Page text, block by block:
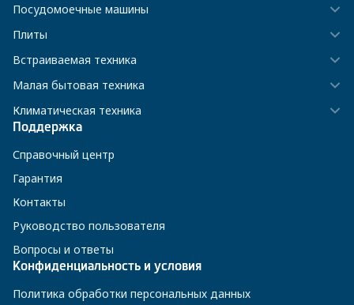
Посудомоечные машины
Плиты
Встраиваемая техника
Малая бытовая техника
Климатическая техника
Поддержка
Справочный центр
Гарантия
Контакты
Руководство пользователя
Вопросы и ответы
Конфиденциальность и условия
Политика обработки персональных данных